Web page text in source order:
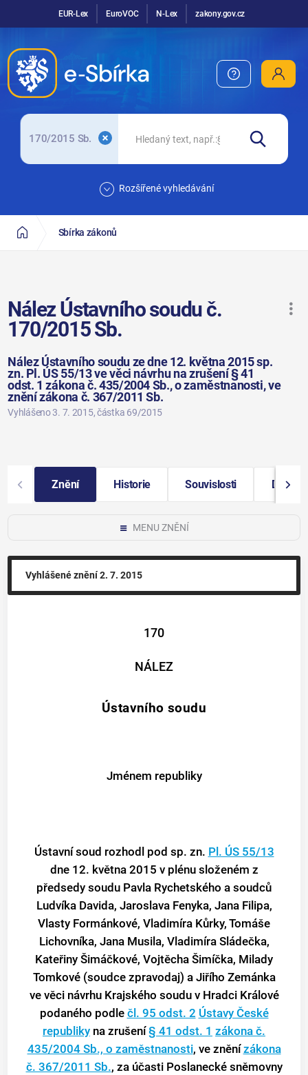
EUR-Lex EuroVOC N-Lex zakony.gov.cz
170/2015 Sb.
Rozšířené vyhledávání
Sbírka zákonů
Nález Ústavního soudu č.
170/2015 Sb.
Nález Ústavního soudu ze dne 12. května 2015 sp.
zn. Pl. ÚS 55/13 ve věci návrhu na zrušení § 41
odst. 1 zákona č. 435/2004 Sb., o zaměstnanosti, ve
znění zákona č. 367/2011 Sb.
Vyhlášeno 3. 7. 2015, částka 69/2015
Znění Historie Souvislosti Další
MENU ZNĚNÍ
Vyhlášené znění2. 7. 2015
170
NÁLEZ
Ústavního soudu
Jménem republiky
Ústavní soud rozhodl pod sp. zn. Pl. ÚS 55/13
dne 12. května 2015 v plénu složeném z
předsedy soudu Pavla Rychetského a soudců
Ludvíka Davida, Jaroslava Fenyka, Jana Filipa,
Vlasty Formánkové, Vladimíra Kůrky, Tomáše
Lichovníka, Jana Musila, Vladimíra Sládečka,
Kateřiny Šimáčkové, Vojtěcha Šimíčka, Milady
Tomkové (soudce zpravodaj) a Jiřího Zemánka
ve věci návrhu Krajského soudu v Hradci Králové
podaného podle čl. 95 odst. 2 Ústavy České
republiky na zrušení§ 41 odst. 1 zákona č.
435/2004 Sb., o zaměstnanosti, ve zněnízákona
č. 367/2011 Sb., za účasti Poslanecké sněmovny